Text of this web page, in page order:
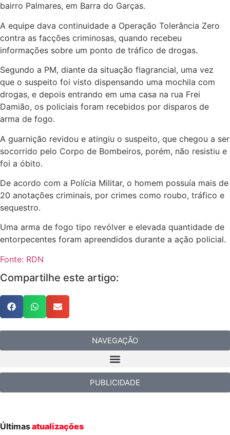
bairro Palmares, em Barra do Garças.
A equipe dava continuidade a Operação Tolerância Zero
contra as facções criminosas, quando recebeu
informações sobre um ponto de tráfico de drogas.
Segundo a PM, diante da situação flagrancial, uma vez
que o suspeito foi visto dispensando uma mochila com
drogas, e depois entrando em uma casa na rua Frei
Damião, os policiais foram recebidos por disparos de
arma de fogo.
A guarnição revidou e atingiu o suspeito, que chegou a ser
socorrido pelo Corpo de Bombeiros, porém, não resistiu e
foi a óbito.
De acordo com a Polícia Militar, o homem possuía mais de
20 anotações criminais, por crimes como roubo, tráfico e
sequestro.
Uma arma de fogo tipo revólver e elevada quantidade de
entorpecentes foram apreendidos durante a ação policial.
Fonte: RDN
Compartilhe este artigo:
NAVEGAÇÃO
PUBLICIDADE
Últimasatualizações